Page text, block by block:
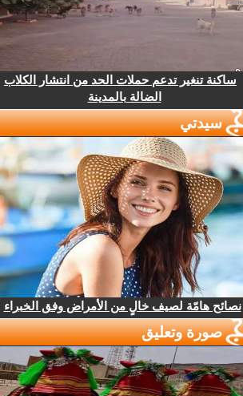
ساكنة تنغير تدعم حملات الحد من انتشار الكلاب
الضالة بالمدينة
سيدتي
نصائح هامّة لصيف خالٍ من الأمراض وفق الخبراء
صورة وتعليق